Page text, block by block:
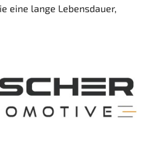
eine lange Lebensdauer,